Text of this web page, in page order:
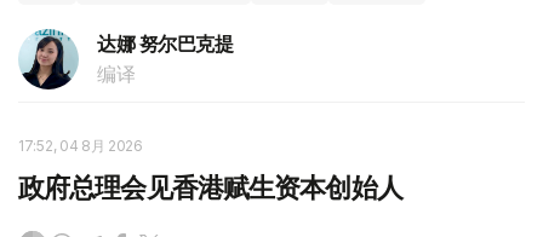
达娜 努尔巴克提
编译
17:52, 04 8月 2026
政府总理会见香港赋生资本创始人